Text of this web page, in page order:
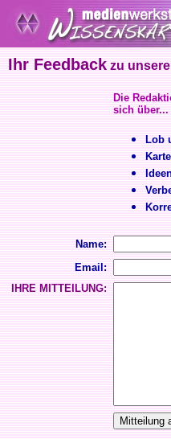
Ihr Feedback zu
Die
sich über...
Lob
Name:
Email:
IHRE MITTEILUNG: